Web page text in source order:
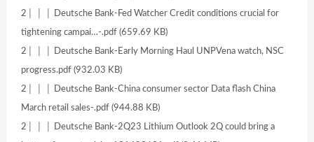
2│ │ │ Deutsche Bank-Fed Watcher Credit conditions crucial for
tightening campai…-.pdf (659.69 KB)
2│ │ │ Deutsche Bank-Early Morning Haul UNPVena watch, NSC
progress.pdf (932.03 KB)
2│ │ │ Deutsche Bank-China consumer sector Data flash China
March retail sales-.pdf (944.88 KB)
2│ │ │ Deutsche Bank-2Q23 Lithium Outlook 2Q could bring a